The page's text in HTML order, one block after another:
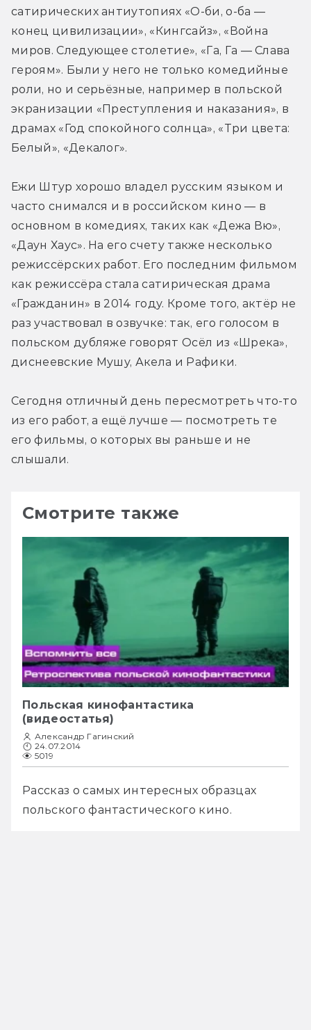
сатирических антиутопиях «О-би, о-ба —
конец цивилизации», «Кингсайз», «Война
миров. Следующее столетие», «Га, Га — Слава
героям». Были у него не только комедийные
роли, но и серьёзные, например в польской
экранизации «Преступления и наказания», в
драмах «Год спокойного солнца», «Три цвета:
Белый», «Декалог».
Ежи Штур хорошо владел русским языком и
часто снимался и в российском кино — в
основном в комедиях, таких как «Дежа Вю»,
«Даун Хаус». На его счету также несколько
режиссёрских работ. Его последним фильмом
как режиссёра стала сатирическая драма
«Гражданин» в 2014 году. Кроме того, актёр не
раз участвовал в озвучке: так, его голосом в
польском дубляже говорят Осёл из «Шрека»,
диснеевские Мушу, Акела и Рафики.
Сегодня отличный день пересмотреть что-то
из его работ, а ещё лучше — посмотреть те
его фильмы, о которых вы раньше и не
слышали.
Смотрите также
Польская кинофантастика
(видеостатья)
Александр Гагинский
24.07.2014
5019
Рассказ о самых интересных образцах
польского фантастического кино.